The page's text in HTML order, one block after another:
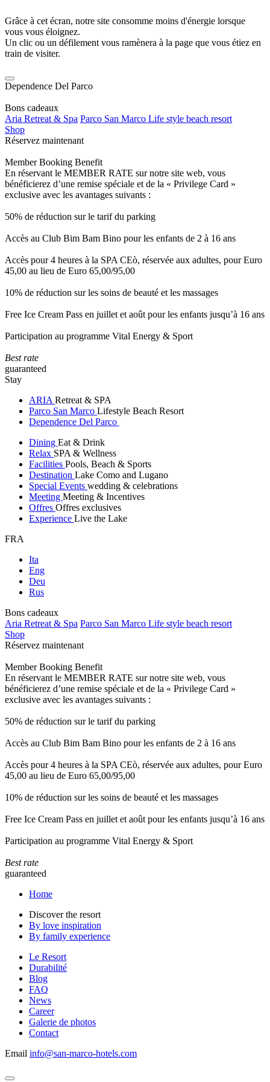
Grâce à cet écran, notre site consomme moins d'énergie lorsque
vous vous éloignez.
Un clic ou un défilement vous ramènera à la page que vous étiez en
train de visiter.
Dependence Del Parco
Bons cadeaux
Aria Retreat & Spa Parco San Marco Life style beach resort
Shop
Réservez maintenant
Member Booking Benefit
En réservant le MEMBER RATE sur notre site web, vous
bénéficierez d’une remise spéciale et de la « Privilege Card »
exclusive avec les avantages suivants :
50% de réduction sur le tarif du parking
Accès au Club Bim Bam Bino pour les enfants de 2 à 16 ans
Accès pour 4 heures à la SPA CEò, réservée aux adultes, pour Euro
45,00 au lieu de Euro 65,00/95,00
10% de réduction sur les soins de beauté et les massages
Free Ice Cream Pass en juillet et août pour les enfants jusqu’à 16 ans
Participation au programme Vital Energy & Sport
Best rate
guaranteed
Stay
ARIA Retreat & SPA
Parco San Marco Lifestyle Beach Resort
Dependence Del Parco
Dining Eat & Drink
Relax SPA & Wellness
Facilities Pools, Beach & Sports
Destination Lake Como and Lugano
Special Events wedding & celebrations
Meeting Meeting & Incentives
Offres Offres exclusives
Experience Live the Lake
FRA
Ita
Eng
Deu
Rus
Bons cadeaux
Aria Retreat & Spa Parco San Marco Life style beach resort
Shop
Réservez maintenant
Member Booking Benefit
En réservant le MEMBER RATE sur notre site web, vous
bénéficierez d’une remise spéciale et de la « Privilege Card »
exclusive avec les avantages suivants :
50% de réduction sur le tarif du parking
Accès au Club Bim Bam Bino pour les enfants de 2 à 16 ans
Accès pour 4 heures à la SPA CEò, réservée aux adultes, pour Euro
45,00 au lieu de Euro 65,00/95,00
10% de réduction sur les soins de beauté et les massages
Free Ice Cream Pass en juillet et août pour les enfants jusqu’à 16 ans
Participation au programme Vital Energy & Sport
Best rate
guaranteed
Home
Discover the resort
By love inspiration
By family experience
Le Resort
Durabilité
Blog
FAQ
News
Career
Galerie de photos
Contact
Email info@san-marco-hotels.com